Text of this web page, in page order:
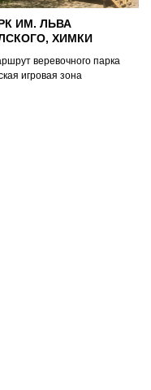
ИМ. ЛЬВА
ХИМКИ
веревочного парка
игровая зона